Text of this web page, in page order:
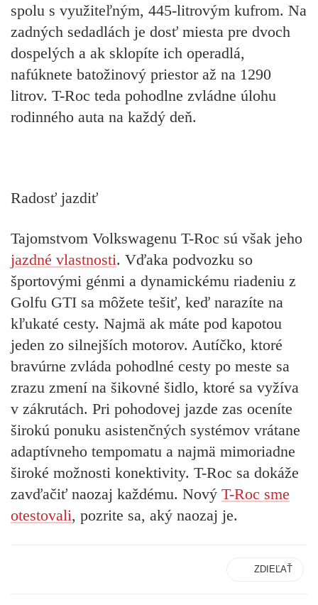
spolu s využiteľným, 445-litrovým kufrom. Na
zadných sedadlách je dosť miesta pre dvoch
dospelých a ak sklopíte ich operadlá,
nafúknete batožinový priestor až na 1290
litrov. T-Roc teda pohodlne zvládne úlohu
rodinného auta na každý deň.
Radosť jazdiť
Tajomstvom Volkswagenu T-Roc sú však jeho
jazdné vlastnosti. Vďaka podvozku so
športovými génmi a dynamickému riadeniu z
Golfu GTI sa môžete tešiť, keď narazíte na
kľukaté cesty. Najmä ak máte pod kapotou
jeden zo silnejších motorov. Autíčko, ktoré
bravúrne zvláda pohodlné cesty po meste sa
zrazu zmení na šikovné šidlo, ktoré sa vyžíva
v zákrutách. Pri pohodovej jazde zas oceníte
širokú ponuku asistenčných systémov vrátane
adaptívneho tempomatu a najmä mimoriadne
široké možnosti konektivity. T-Roc sa dokáže
zavďačiť naozaj každému. Nový T-Roc sme
otestovali, pozrite sa, aký naozaj je.
ZDIEĽAŤ